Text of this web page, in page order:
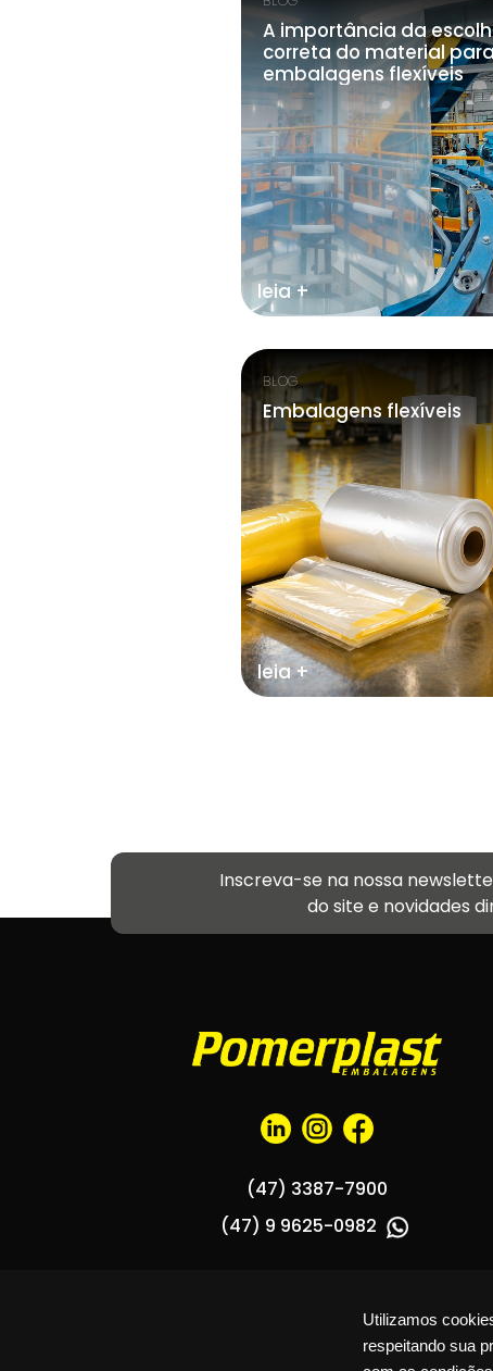
Utilizamos
respeitando sua
A importância da
correta do material
embalagens flexíveis
leia +
BLOG
Embalagens flexíveis
leia +
Inscreva-se na nossa
do site e novidades
(47) 3387-7900
(47) 9 9625-0982